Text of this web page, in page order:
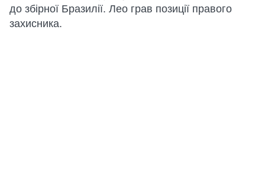
до збірної Бразилії. Лео грав позиції правого
захисника.